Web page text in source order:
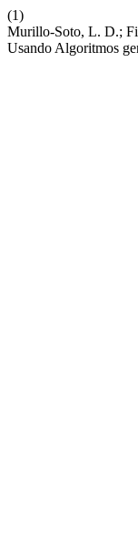
(1)
Murillo-Soto, L. D.;
Usando Algoritmos